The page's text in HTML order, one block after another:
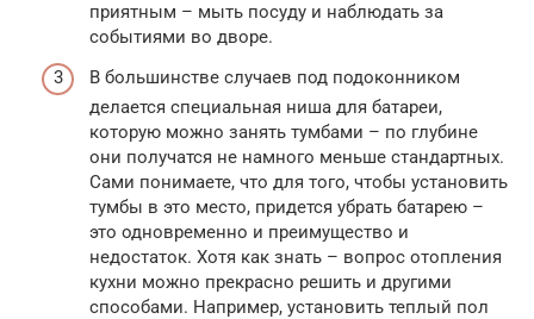
приятным – мыть посуду и наблюдать за
событиями во дворе.
В большинстве случаев под подоконником
делается специальная ниша для батареи,
которую можно занять тумбами – по глубине
они получатся не намного меньше стандартных.
Сами понимаете, что для того, чтобы установить
тумбы в это место, придется убрать батарею –
это одновременно и преимущество и
недостаток. Хотя как знать – вопрос отопления
кухни можно прекрасно решить и другими
способами. Например, установить теплый пол